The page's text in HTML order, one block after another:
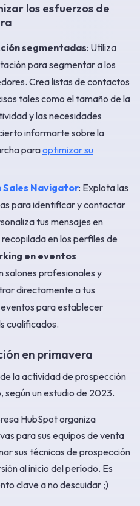
los esfuerzos de
segmentadas: Utiliza
para segmentar a los
Crea listas de contactos
tales como el tamaño de la
y las necesidades
informarte sobre la
paraoptimizar su
Sales Navigator: Explota las
para identificar y contactar
tus mensajes en
en los perfiles de
en eventos
salones profesionales y
directamente a tus
para establecer
cualificados.
en primavera
la actividad de prospección
según un estudio de 2023.
HubSpot organiza
para sus equipos de venta
sus técnicas de prospección
al inicio del período. Es
clave a no descuidar ;)